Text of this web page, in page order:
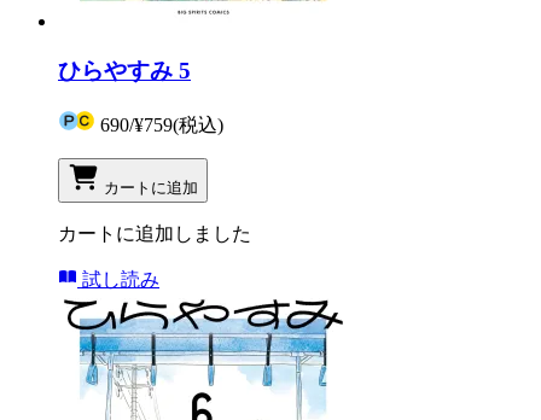
ひらやすみ 5
690/¥759(税込)
カートに追加
カートに追加しました
試し読み